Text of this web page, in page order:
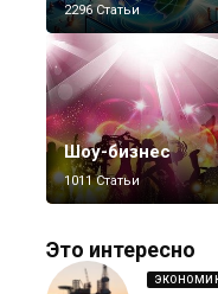
2296 Статьи
Шоу-бизнес
1011 Статьи
Это интересно